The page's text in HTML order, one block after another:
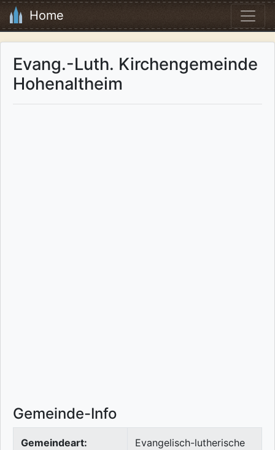
Home
Evang.-Luth. Kirchengemeinde
Hohenaltheim
Gemeinde-Info
Gemeindeart:
Evangelisch-lutherische